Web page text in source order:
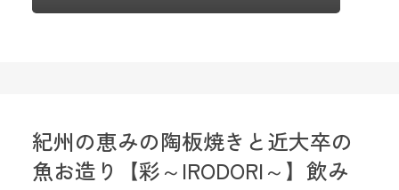
紀州の恵みの陶板焼きと近大卒の
魚お造り【彩～IRODORI～】飲み